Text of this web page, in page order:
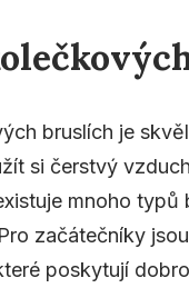
bruslích je
si čerstvý
mnoho
začátečníky
poskytují